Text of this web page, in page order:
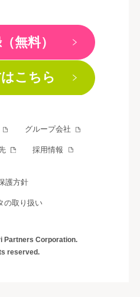
無料）
こちら
グループ会社
採用情報
護方針
の取り扱い
Partners Corporation.
reserved.